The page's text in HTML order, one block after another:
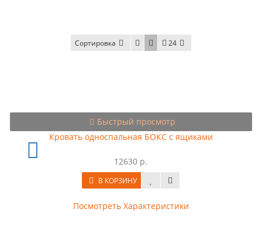
Сортировка 24
Быстрый просмотр
Кровать односпальная БОКС с ящиками
12630 р.
В КОРЗИНУ
Посмотреть Характеристики